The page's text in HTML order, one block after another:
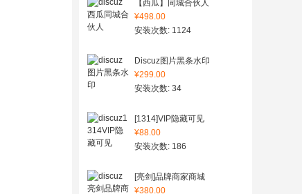
【西瓜】同城合伙人
¥498.00
安装次数: 1124
Discuz图片黑条水印
¥299.00
安装次数: 34
[1314]VIP隐藏可见
¥88.00
安装次数: 186
[亮剑]品牌商家商城
¥380.00